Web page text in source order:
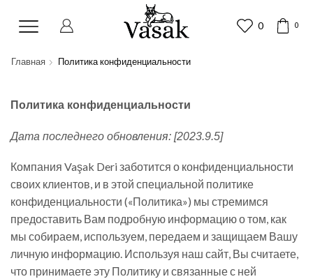
0 0
Главная Политика конфиденциальности
Политика конфиденциальности
Дата последнего обновления: [2023.9.5]
Компания Vaşak Deri заботится о конфиденциальности
своих клиентов, и в этой специальной политике
конфиденциальности («Политика») мы стремимся
предоставить Вам подробную информацию о том, как
мы собираем, используем, передаем и защищаем Вашу
личную информацию. Используя наш сайт, Вы считаете,
что принимаете эту Политику и связанные с ней